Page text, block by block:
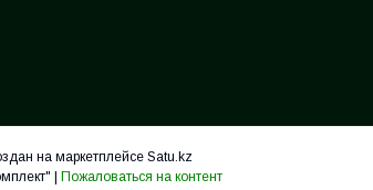
на маркетплейсе Satu.kz
Пожаловаться на контент